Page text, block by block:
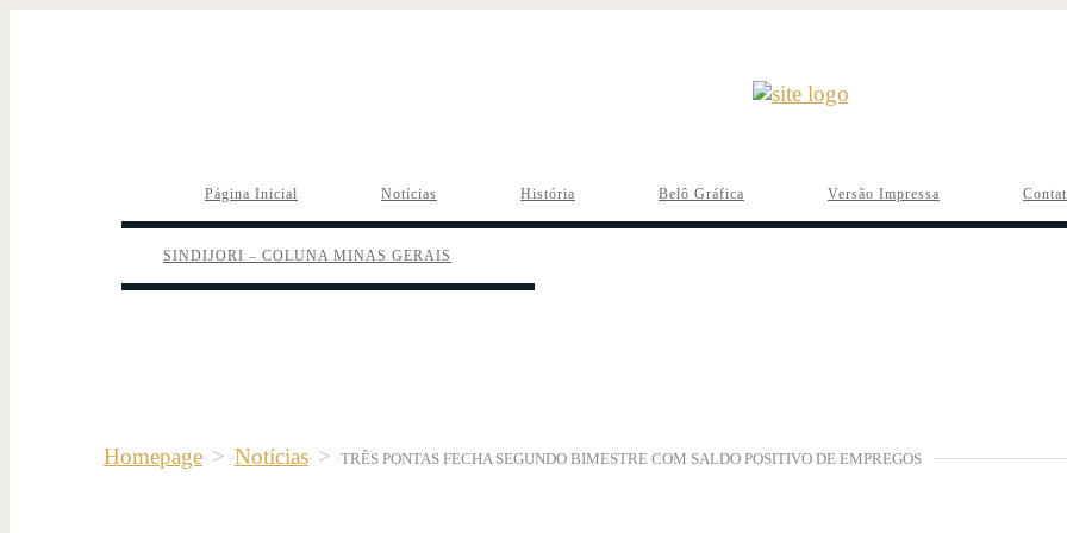
Página Inicial Notícias História Belô Gráfica Versão Impressa
SINDIJORI – COLUNA MINAS GERAIS
Homepage > Notícias > TRÊS PONTAS FECHA SEGUNDO BIMESTRE COM SALDO POSITIVO DE EMPREGOS